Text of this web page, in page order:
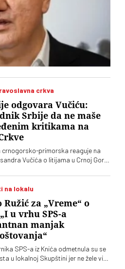
crkva
odgovara Vučiću:
Srbije da ne maše
kritikama na
crnogorsko-primorska reaguje na
Vučića o litijama u Crnoj Gori
na lokalu
Ružić za „Vreme“ o
u vrhu SPS-a
manjak
SPS-a iz Knića odmetnula su se
u lokalnoj Skupštini jer ne žele više